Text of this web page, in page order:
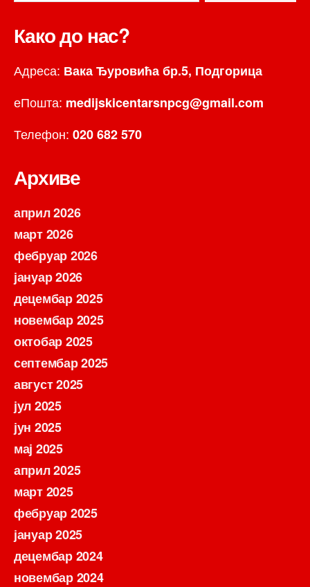
Како до нас?
Адреса: Вака Ђуровића бр.5, Подгорица
еПошта: medijskicentarsnpcg@gmail.com
Телефон: 020 682 570
Архиве
април 2026
март 2026
фебруар 2026
јануар 2026
децембар 2025
новембар 2025
октобар 2025
септембар 2025
август 2025
јул 2025
јун 2025
мај 2025
април 2025
март 2025
фебруар 2025
јануар 2025
децембар 2024
новембар 2024